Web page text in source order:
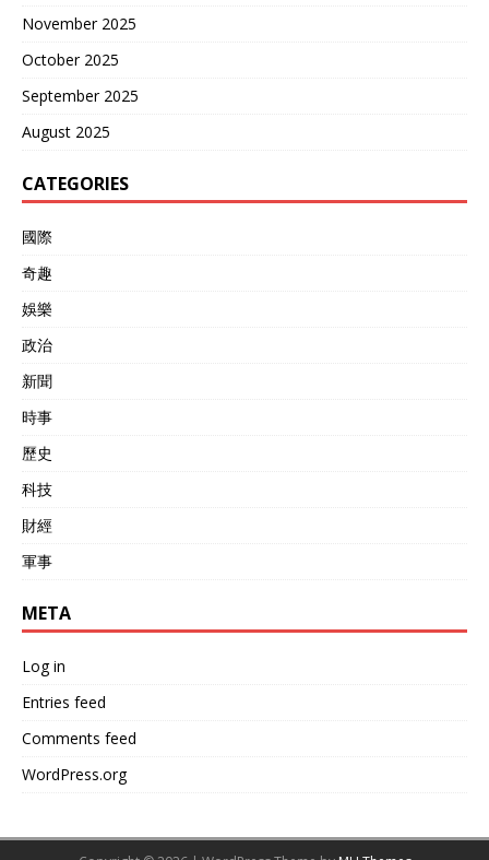
November 2025
October 2025
September 2025
August 2025
CATEGORIES
國際
奇趣
娛樂
政治
新聞
時事
歷史
科技
財經
軍事
META
Log in
Entries feed
Comments feed
WordPress.org